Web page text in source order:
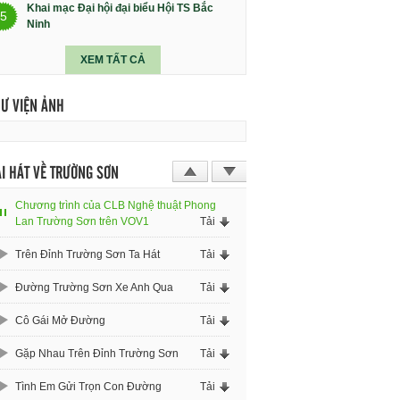
5
Khai mạc Đại hội đại biểu Hội TS Bắc
Ninh
XEM TẤT CẢ
VIỆN ẢNH
HÁT VỀ TRƯỜNG SƠN
Chương trình của CLB Nghệ thuật Phong
Lan Trường Sơn trên VOV1
Tải
Trên Đỉnh Trường Sơn Ta Hát Tải
Đường Trường Sơn Xe Anh Qua Tải
Cô Gái Mở Đường Tải
Gặp Nhau Trên Đỉnh Trường Sơn Tải
Tình Em Gửi Trọn Con Đường Tải